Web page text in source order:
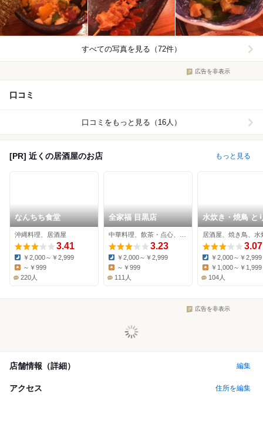
すべての写真を見る（72件）
広告を非表示
口コミ
口コミをもっと見る（16人）
[PR] 近くの居酒屋のお店 もっと見る
なんちち食堂
沖縄料理、居酒屋
3.41
Dinner:
￥2,000～￥2,999
～￥999
220人
全家福 目黒店
3.23
Dinner:
￥2,000～￥2,999
～￥999
111人
水炊き・焼鳥 と
ちず酒場 目黒東
居酒屋、焼き鳥、水
3.07
Dinner:
￥2,000～￥2,999
￥1,000～￥1,999
104人
広告を非表示
店舗情報（詳細） 編集
アクセス 住所を編集